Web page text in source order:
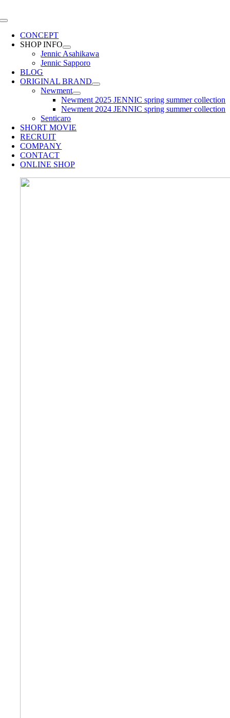
to
Toggle
NavigationCONCEPT
SHOP INFO
Jennic Asahikawa
Jennic Sapporo
BLOG
ORIGINAL BRAND
Newment
Newment 2025 JENNIC spring summer collection
Newment 2024 JENNIC spring summer collection
Senticaro
SHORT MOVIE
RECRUIT
COMPANY
CONTACT
ONLINE SHOP